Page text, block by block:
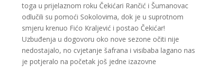
toga u prijelaznom roku Čekićari Rančić i Šumanovac
odlučili su pomoći Sokolovima, dok je u suprotnom
smjeru krenuo Fićo Kraljević i postao Čekićar!
Uzbuđenja u dogovoru oko nove sezone očiti nije
nedostajalo, no cvjetanje šafrana i visibaba lagano nas
je potjeralo na početak još jedne izazovne